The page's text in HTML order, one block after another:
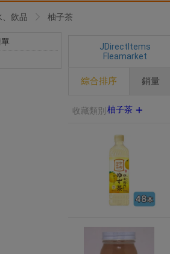
、飲品 柚子茶
JDirectItems
Fleamarket
綜合排序 銷量
收藏類別 柚子茶